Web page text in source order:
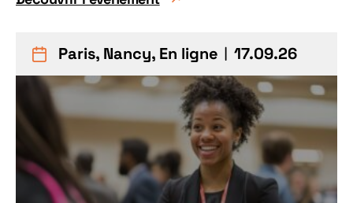
Paris, Nancy, En ligne ︱17.09.26